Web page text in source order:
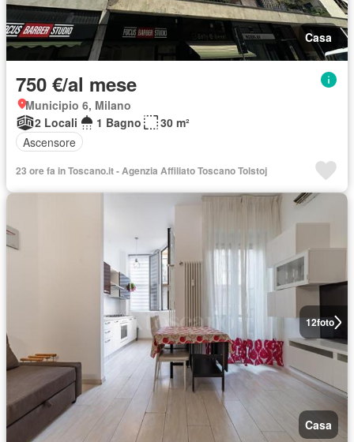
Casa
750 €/al mese
Municipio 6, Milano
2 Locali
1 Bagno
30 m²
Ascensore
23 ore fa in Toscano.it - Agenzia Affiliato Toscano Tolstoj
12foto
Casa